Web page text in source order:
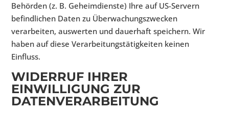
Behörden (z. B. Geheimdienste) Ihre auf US-Servern
befindlichen Daten zu Überwachungszwecken
verarbeiten, auswerten und dauerhaft speichern. Wir
haben auf diese Verarbeitungstätigkeiten keinen
Einfluss.
WIDERRUF IHRER
EINWILLIGUNG ZUR
DATENVERARBEITUNG